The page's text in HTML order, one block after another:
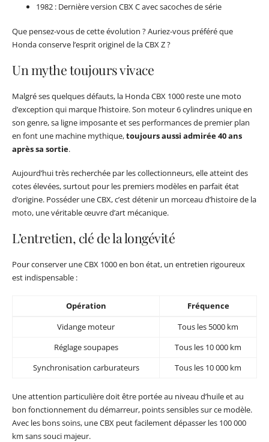
1982 : Dernière version CBX C avec sacoches de série
Que pensez-vous de cette évolution ? Auriez-vous préféré que
Honda conserve l’esprit originel de la CBX Z ?
Un mythe toujours vivace
Malgré ses quelques défauts, la Honda CBX 1000 reste une moto
d’exception qui marque l’histoire. Son moteur 6 cylindres unique en
son genre, sa ligne imposante et ses performances de premier plan
en font une machine mythique,toujours aussi admirée 40 ans
après sa sortie.
Aujourd’hui très recherchée par les collectionneurs, elle atteint des
cotes élevées, surtout pour les premiers modèles en parfait état
d’origine. Posséder une CBX, c’est détenir un morceau d’histoire de la
moto, une véritable œuvre d’art mécanique.
L’entretien, clé de la longévité
Pour conserver une CBX 1000 en bon état, un entretien rigoureux
est indispensable :
Opération
Fréquence
Vidange moteur
Tous les 5000 km
Réglage soupapes
Tous les 10 000 km
Synchronisation carburateurs
Tous les 10 000 km
Une attention particulière doit être portée au niveau d’huile et au
bon fonctionnement du démarreur, points sensibles sur ce modèle.
Avec les bons soins, une CBX peut facilement dépasser les 100 000
km sans souci majeur.